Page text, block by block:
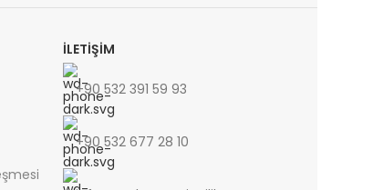
İLETİŞİM
+90 532 391 59 93
+90 532 677 28 10